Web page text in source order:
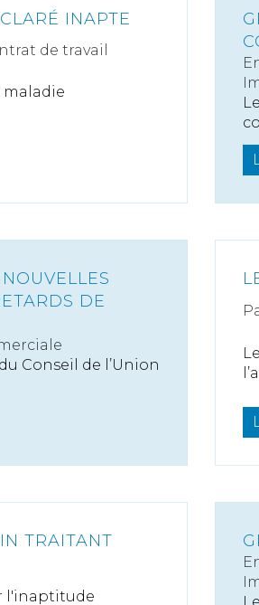
INAPTE
de travail
maladie
DE
Conseil de l’Union
TRAITANT
l'inaptitude